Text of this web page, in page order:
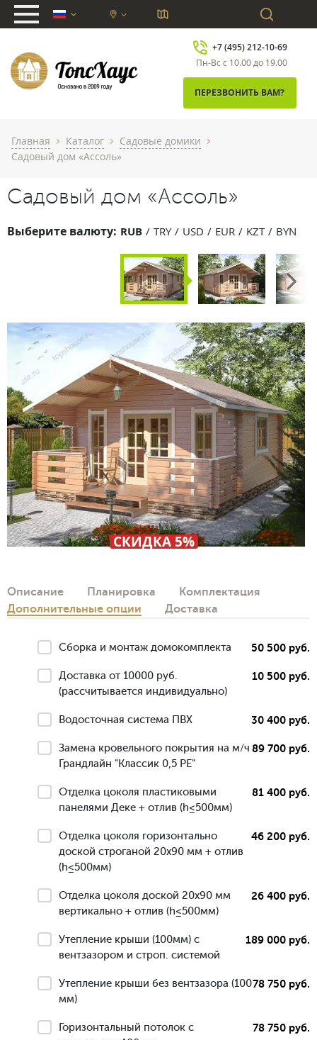
chevron_down
+7 (495) 212-10-69
Пн-Вс с 10.00 до 19.00
ПЕРЕЗВОНИТЬ ВАМ?
Главная chevron_right Каталог chevron_right Садовые домики chevron_right
Садовый дом «Ассоль»
Садовый дом «Ассоль»
Выберите валюту: RUB TRY USD EUR KZT BYN
Next
СКИДКА 5%
Описание Планировка
Комплектация
Дополнительные опции
Доставка
Сборка и монтаж домокомплекта 50 500 руб.
Доставка от 10000 руб.
(рассчитывается индивидуально)
10 500 руб.
Водосточная система ПВХ 30 400 руб.
Замена кровельного покрытия на м/ч
Грандлайн "Классик 0,5 РЕ"
89 700 руб.
Отделка цоколя пластиковыми
панелями Деке + отлив (h≤500мм)
81 400 руб.
Отделка цоколя горизонтально
доской строганой 20х90 мм + отлив
(h≤500мм)
46 200 руб.
Отделка цоколя доской 20х90 мм
вертикально + отлив (h≤500мм)
26 400 руб.
Утепление крыши (100мм) с
вентзазором и строп. системой
189 000 руб.
Утепление крыши без вентзазора (100
мм)
78 750 руб.
Горизонтальный потолок с
78 750 руб.